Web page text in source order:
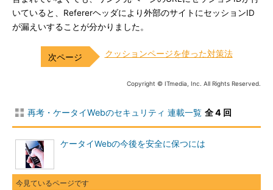
いていると、Refererヘッダにより外部のサイトにセッションID
が漏えいすることが分かりました。
クッションページを使った対策法
Copyright © ITmedia, Inc. All Rights Reserved.
再考・ケータイWebのセキュリティ 連載一覧 全 4 回
ケータイWebの今後を安全に保つには